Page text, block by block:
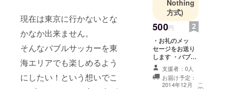
現在は東京に行かないとな
かなか出来ません。
そんなバブルサッカーを東
海エリアでも楽しめるよう
にしたい！という想いでこ
はなく、皆
様が楽しめ
る企画も考
案していま
す。
Nothing
方式)
500円
・お礼のメッ
セージをお送り
します ・バブル
サッカー写真
データを1枚お送
りします
支援者：0人
お届け予定：
2014年12月
こ